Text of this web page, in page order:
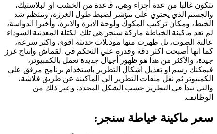
تتكون غالبا من عدة أجزاء وهي، قاعدة من الخشب او البلاستيك،
والجسم الذي يحتوي على مؤشر لضبط طول الغرزة، ومنظم شد
الخيط، ومكان تركيب المكوك ولوحة الابرة والابرة، وأخيرا الدواسة،
لم تعد ماكينة الخياطة ماركة سنجر هي تلك الكتلة المعدنية السوداء
عالية الصوت، بل ظهرت منها موديلات حديثة اقوي واكثر سرعة،
كما انها أصبحت اكثر دقة وقدرة علي التحكم في القماش وإنتاج غرز
جيدة، والأكثر من هذا هو ظهور أجيال جديدة تعمل بالكمبيوتر،
فيمكنك رسم او تعديل اشكال التطريز باستخدام برنامج مرفق علي
الكمبيوتر ثم نقل ملفات التطريز الي الماكينة عن طريق فلاشة،
والتي تبدأ في التطريز حسب الشكل المحدد، وعير ذلك من
الوظائف.
سعر ماكينة خياطة سنجر: